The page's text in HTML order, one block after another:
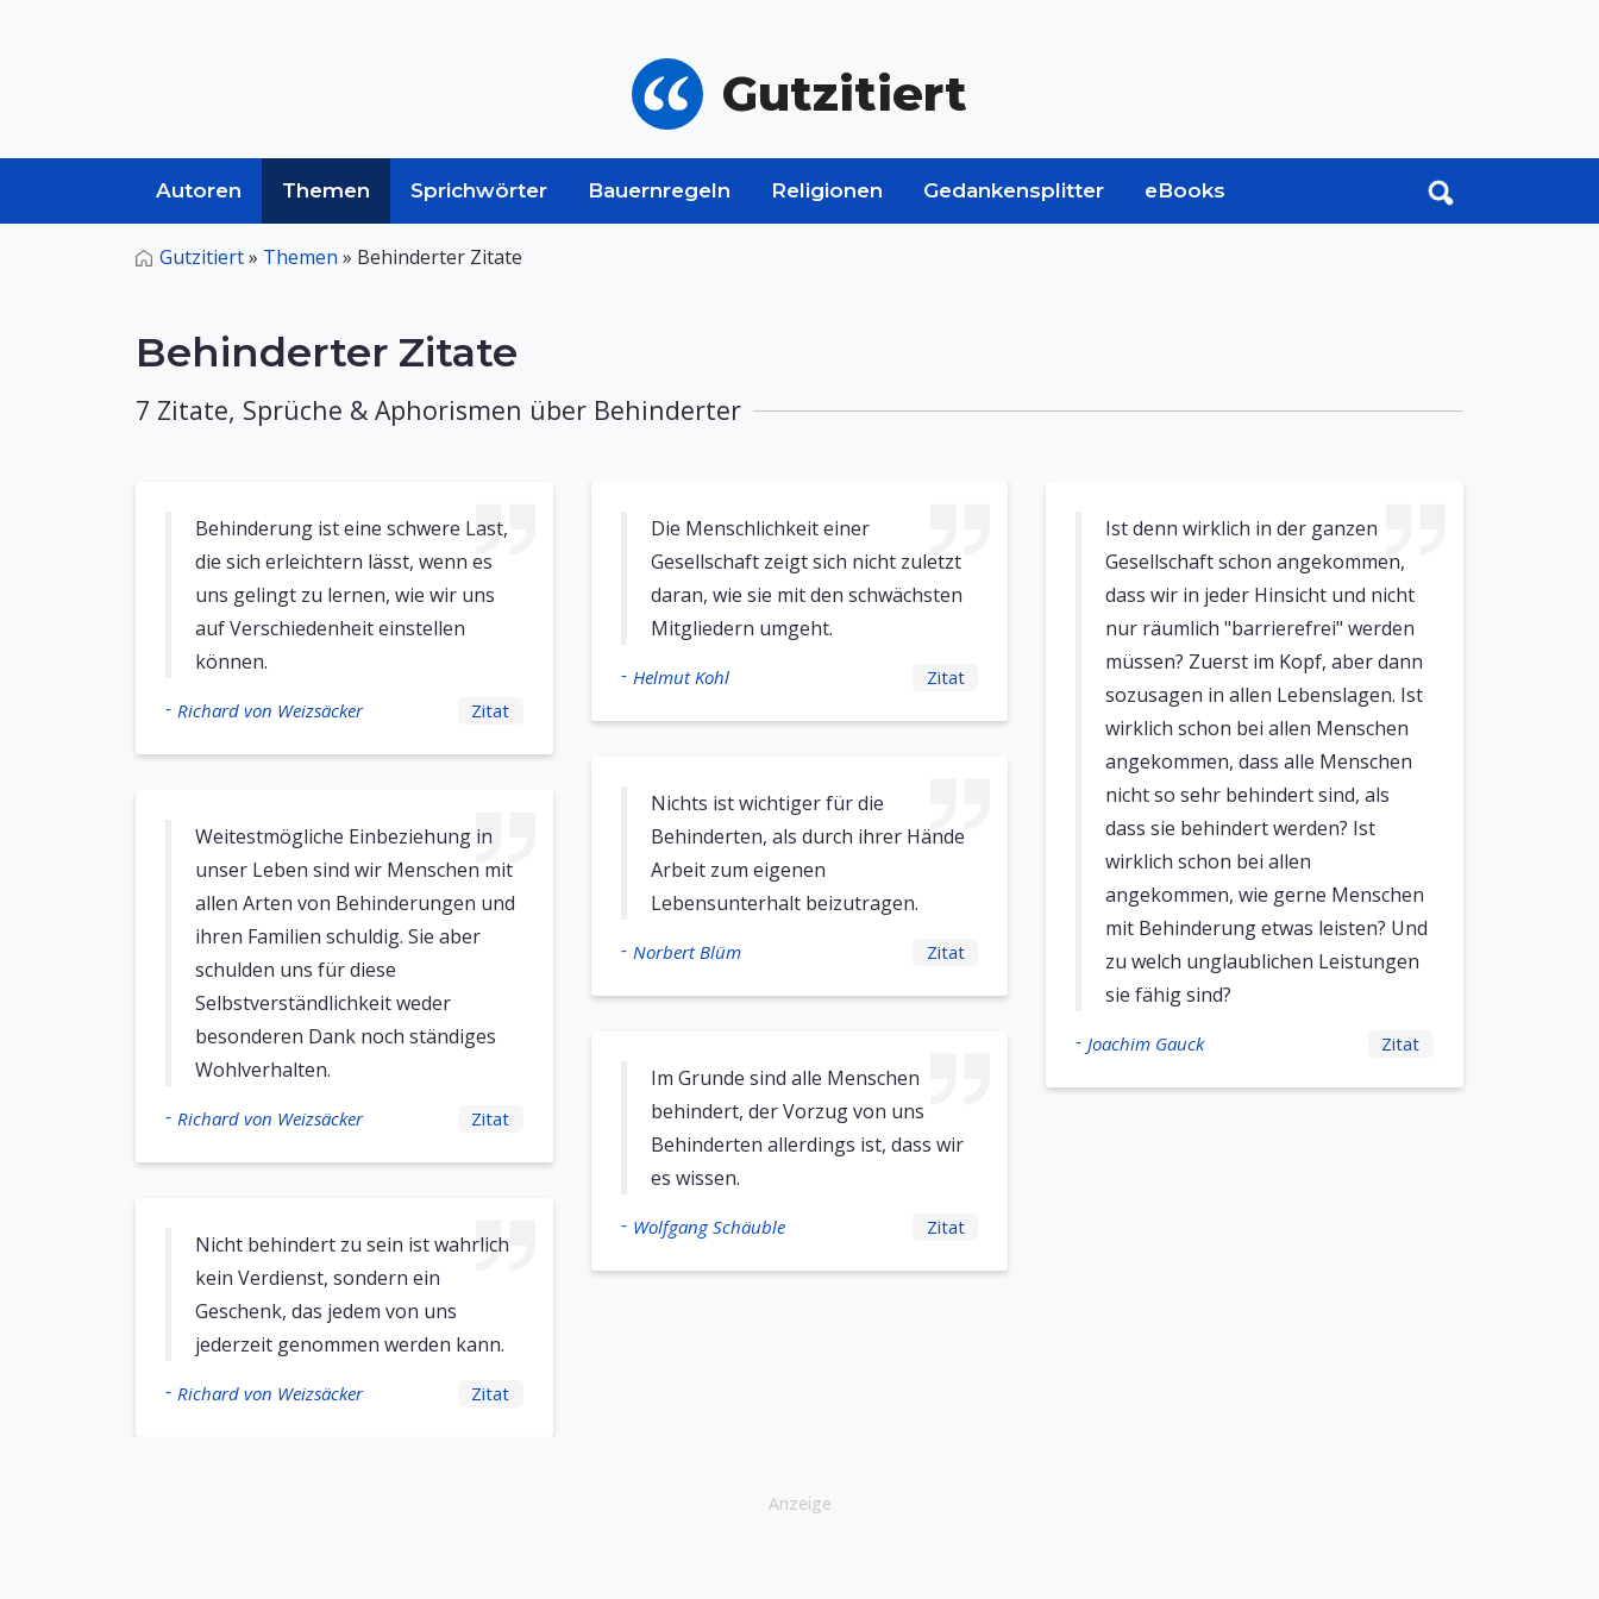
Gutzitiert
Autoren Themen Sprichwörter Bauernregeln Religionen Gedankensplitter eBooks
Gutzitiert» Themen » Behinderter Zitate
Behinderter Zitate
7 Zitate, Sprüche & Aphorismen über Behinderter
Behinderung ist eine schwere Last,
die sich erleichtern lässt, wenn es
uns gelingt zu lernen, wie wir uns
auf Verschiedenheit einstellen
können.
- Richard von Weizsäcker Zitat
Weitestmögliche Einbeziehung in
unser Leben sind wir Menschen mit
allen Arten von Behinderungen und
ihren Familien schuldig. Sie aber
schulden uns für diese
Selbstverständlichkeit weder
besonderen Dank noch ständiges
Wohlverhalten.
- Richard von Weizsäcker Zitat
Nicht behindert zu sein ist wahrlich
kein Verdienst, sondern ein
Geschenk, das jedem von uns
jederzeit genommen werden kann.
- Richard von Weizsäcker Zitat
Die Menschlichkeit einer
Gesellschaft zeigt sich nicht zuletzt
daran, wie sie mit den schwächsten
Mitgliedern umgeht.
- Helmut Kohl Zitat
Nichts ist wichtiger für die
Behinderten, als durch ihrer Hände
Arbeit zum eigenen
Lebensunterhalt beizutragen.
- Norbert Blüm Zitat
Im Grunde sind alle Menschen
behindert, der Vorzug von uns
Behinderten allerdings ist, dass wir
es wissen.
- Wolfgang Schäuble Zitat
Ist denn wirklich in der ganzen
Gesellschaft schon angekommen,
dass wir in jeder Hinsicht und nicht
nur räumlich "barrierefrei" werden
müssen? Zuerst im Kopf, aber dann
sozusagen in allen Lebenslagen. Ist
wirklich schon bei allen Menschen
angekommen, dass alle Menschen
nicht so sehr behindert sind, als
dass sie behindert werden? Ist
wirklich schon bei allen
angekommen, wie gerne Menschen
mit Behinderung etwas leisten? Und
zu welch unglaublichen Leistungen
sie fähig sind?
- Joachim Gauck Zitat
Anzeige